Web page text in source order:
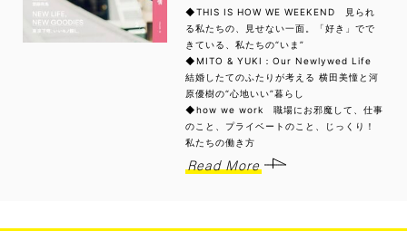
◆THIS IS HOW WE WEEKEND 見られ
る私たちの、見せない一面。「好き」でで
きている、私たちの“いま”
◆MITO & YUKI：Our Newlywed Life
結婚したてのふたりが考える 横田美憧と河
原優樹の“心地いい”暮らし
◆how we work 職場にお邪魔して、仕事
のこと、プライベートのこと、じっくり！
私たちの働き方
Read More